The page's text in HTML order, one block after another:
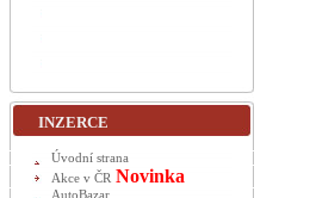
INZERCE
Úvodní strana
Akce v ČR Novinka
AutoBazar